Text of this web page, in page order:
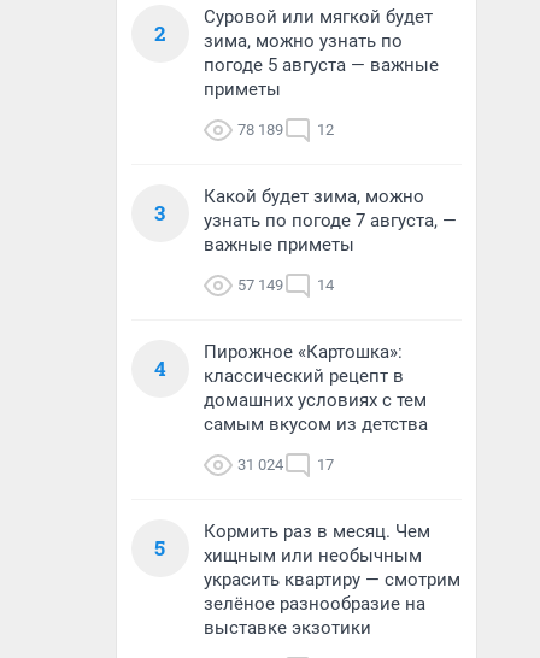
2
Суровой или мягкой будет
зима, можно узнать по
погоде 5 августа — важные
приметы
78 189 12
3
Какой будет зима, можно
узнать по погоде 7 августа, —
важные приметы
57 149 14
4
Пирожное «Картошка»:
классический рецепт в
домашних условиях с тем
самым вкусом из детства
31 024 17
5
Кормить раз в месяц. Чем
хищным или необычным
украсить квартиру — смотрим
зелёное разнообразие на
выставке экзотики